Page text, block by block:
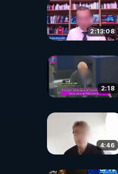
2:13:08
2:18
4:46